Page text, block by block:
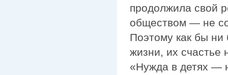
продолжила свой
обществом — не
Поэтому как бы ни
жизни, их счастье
«Нужда в детях —